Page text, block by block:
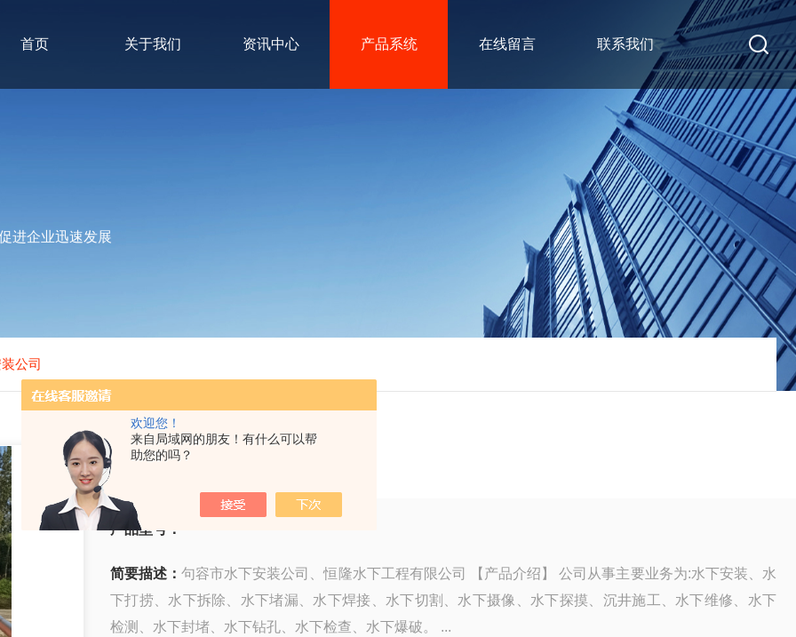
欢迎您！
来自局域网的朋友！有什么可以帮
助您的吗？
首页 关于我们 资讯中心 产品系统 在线留言 联系我们
进企业迅速发展
公司
句容市水下安装公司
产品型号：
简要描述： 句容市水下安装公司、恒隆水下工程有限公司 【产品介绍】 公司从事主要业务为:水下安装、水
下打捞、水下拆除、水下堵漏、水下焊接、水下切割、水下摄像、水下探摸、沉井施工、水下维修、水下
检测、水下封堵、水下钻孔、水下检查、水下爆破。 ...